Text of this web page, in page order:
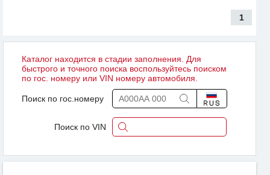
1
Каталог находится в стадии заполнения. Для
быстрого и точного поиска воспользуйтесь поиском
по гос. номеру или VIN номеру автомобиля.
Поиск по гос.номеру
Поиск по VIN